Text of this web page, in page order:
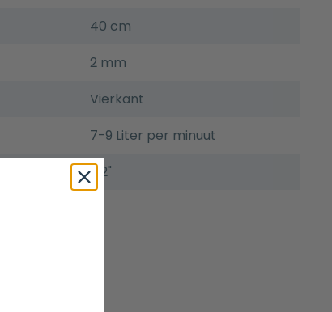
40 cm
2 mm
Vierkant
7-9 Liter per minuut
1/2"